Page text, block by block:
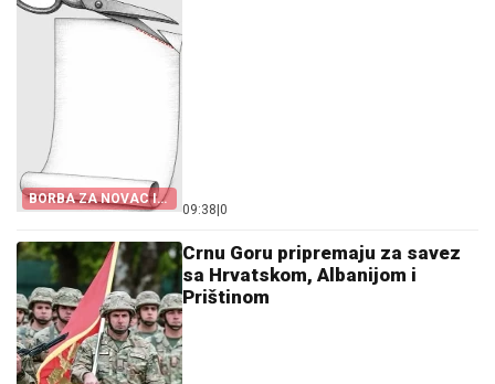
BORBA ZA NOVAC I
KANDIDATE
09:38 0
Crnu Goru pripremaju za savez
sa Hrvatskom, Albanijom i
Prištinom